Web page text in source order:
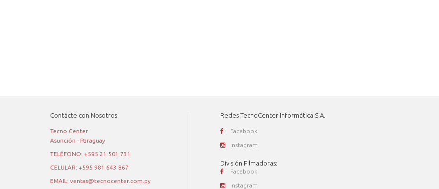
Contácte con Nosotros
Tecno Center
Asunción - Paraguay
TELÉFONO: +595 21 501 731
CELULAR: +595 981 643 867
EMAIL: ventas@tecnocenter.com.py
Redes TecnoCenter Informática S.A.
Facebook
Instagram
División Filmadoras:
Facebook
Instagram